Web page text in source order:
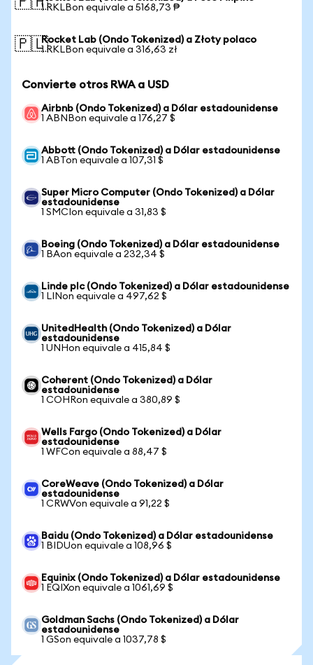
1 RKLBon equivale a 5168,73 ₱
🇵🇱Rocket Lab (Ondo Tokenized) a Złoty polaco
1 RKLBon equivale a 316,63 zł
Convierte otros RWA a USD
Airbnb (Ondo Tokenized) a Dólar estadounidense
1 ABNBon equivale a 176,27 $
Abbott (Ondo Tokenized) a Dólar estadounidense
1 ABTon equivale a 107,31 $
Super Micro Computer (Ondo Tokenized) a Dólar
estadounidense
1 SMCIon equivale a 31,83 $
Boeing (Ondo Tokenized) a Dólar estadounidense
1 BAon equivale a 232,34 $
Linde plc (Ondo Tokenized) a Dólar estadounidense
1 LINon equivale a 497,62 $
UnitedHealth (Ondo Tokenized) a Dólar
estadounidense
1 UNHon equivale a 415,84 $
Coherent (Ondo Tokenized) a Dólar
estadounidense
1 COHRon equivale a 380,89 $
Wells Fargo (Ondo Tokenized) a Dólar
estadounidense
1 WFCon equivale a 88,47 $
CoreWeave (Ondo Tokenized) a Dólar
estadounidense
1 CRWVon equivale a 91,22 $
Baidu (Ondo Tokenized) a Dólar estadounidense
1 BIDUon equivale a 108,96 $
Equinix (Ondo Tokenized) a Dólar estadounidense
1 EQIXon equivale a 1061,69 $
Goldman Sachs (Ondo Tokenized) a Dólar
estadounidense
1 GSon equivale a 1037,78 $